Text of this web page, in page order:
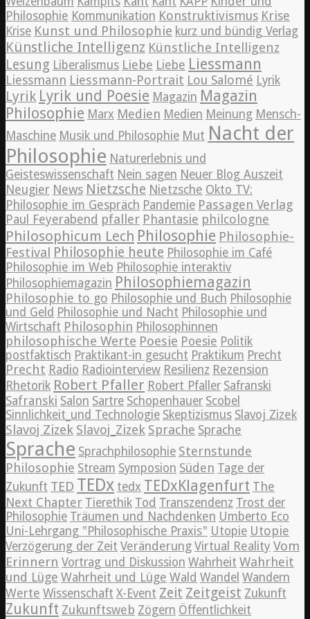
Philosophie Kommunikation Konstruktivismus Krise
Krise Kunst und Philosophie kurz und bündig Verlag
Künstliche Intelligenz Künstliche Intelligenz
Lesung Liberalismus Liebe Liebe Liessmann
Liessmann Liessmann-Portrait Lou Salomé Lyrik
Lyrik Lyrik und Poesie Magazin Magazin
Philosophie Marx Medien Medien Meinung Mensch-
Maschine Musik und Philosophie Mut Nacht der
Philosophie Naturerlebnis und
Geisteswissenschaft Nein sagen Neuer Blog Auszeit
Neugier News Nietzsche Nietzsche Okto TV:
Philosophie im Gespräch Pandemie Passagen Verlag
Paul Feyerabend pfaller Phantasie philcologne
Philosophicum Lech Philosophie Philosophie-
Festival Philosophie heute Philosophie im Café
Philosophie im Web Philosophie interaktiv
Philosophiemagazin Philosophiemagazin
Philosophie to go Philosophie und Buch Philosophie
und Geld Philosophie und Nacht Philosophie und
Wirtschaft Philosophin Philosophinnen
philosophische Werte Poesie Poesie Politik
postfaktisch Praktikant-in gesucht Praktikum Precht
Precht Radio Radiointerview Resilienz Rezension
Rhetorik Robert Pfaller Robert Pfaller Safranski
Safranski Salon Sartre Schopenhauer Scobel
Sinnlichkeit_und Technologie Skeptizismus Slavoj Zizek
Slavoj Zizek Slavoj_Zizek Sprache Sprache
Sprache Sprachphilosophie Sternstunde
Philosophie Stream Symposion Süden Tage der
Zukunft TED TEDx tedx TEDxKlagenfurt The
Next Chapter Tierethik Tod Transzendenz Trost der
Philosophie Träumen und Nachdenken Umberto Eco
Uni-Lehrgang "Philosophische Praxis" Utopie Utopie
Verzögerung der Zeit Veränderung Virtual Reality Vom
Erinnern Vortrag und Diskussion Wahrheit Wahrheit
und Lüge Wahrheit und Lüge Wald Wandel Wandern
Werte Wissenschaft X-Event Zeit Zeitgeist Zukunft
Zukunft Zukunftsweb Zögern Öffentlichkeit